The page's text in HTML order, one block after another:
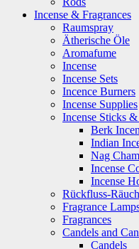
Incense & Fragrances
Raumspray
Ätherische Öle
Aromafume
Incense
Incense Sets
Incence Burners
Incense Supplies
Incense Sticks
Berk
Indian
Nag
Incense
Incense
Rückfluss-
Fragrance
Fragrances
Candels and
Candels